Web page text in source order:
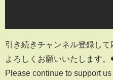
引き続きチャンネル登録して
よろしくお願いいたします
Please continue to support